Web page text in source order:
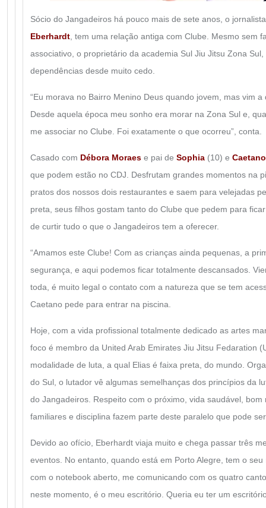
Sócio do Jangadeiros há pouco mais de sete anos, o
Eberhardt , tem uma relação antiga com Clube. Mesmo sem
associativo, o proprietário da academia Sul Jiu Jitsu Zona
dependências desde muito cedo.
“Eu morava no Bairro Menino Deus quando jovem, mas vim
Desde aquela época meu sonho era morar na Zona Sul e,
me associar no Clube. Foi exatamente o que ocorreu”, conta.
Casado com Débora Moraes e pai de Sophia (10) e Caetano
que podem estão no CDJ. Desfrutam grandes momentos na
pratos dos nossos dois restaurantes e saem para velejadas
preta, seus filhos gostam tanto do Clube que pedem para
de curtir tudo o que o Jangadeiros tem a oferecer.
“Amamos este Clube! Com as crianças ainda pequenas, a
segurança, e aqui podemos ficar totalmente descansados.
toda, é muito legal o contato com a natureza que se tem
Caetano pede para entrar na piscina.
Hoje, com a vida profissional totalmente dedicado as artes
foco é membro da United Arab Emirates Jiu Jitsu Fedaration
modalidade de luta, a qual Elias é faixa preta, do mundo.
do Sul, o lutador vê algumas semelhanças dos princípios da
do Jangadeiros. Respeito com o próximo, vida saudável,
familiares e disciplina fazem parte deste paralelo que pode
Devido ao ofício, Eberhardt viaja muito e chega passar três
eventos. No entanto, quando está em Porto Alegre, tem o
com o notebook aberto, me comunicando com os quatro
neste momento, é o meu escritório. Queria eu ter um